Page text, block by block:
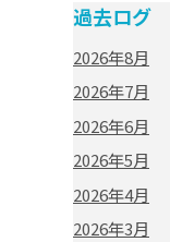
過去ログ
2026年8月
2026年7月
2026年6月
2026年5月
2026年4月
2026年3月